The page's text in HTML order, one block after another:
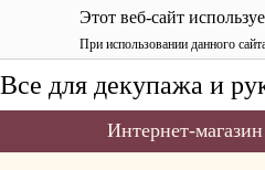
Этот веб-сайт
При использовании данного
Все для декупажа и
Интернет-